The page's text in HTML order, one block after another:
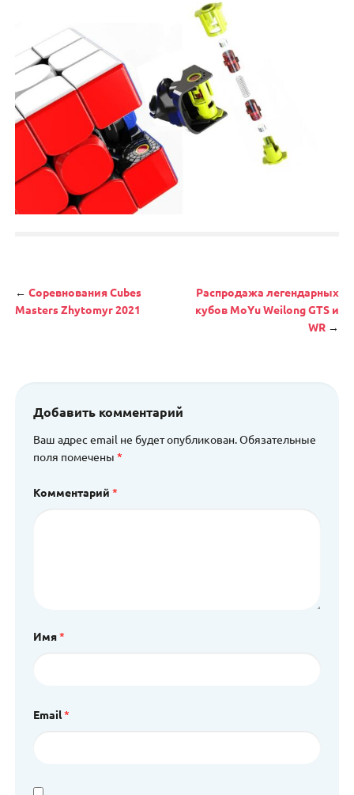
Навигация
← Соревнования Cubes
Masters Zhytomyr 2021
Распродажа легендарных
кубов MoYu Weilong GTS и
WR →
Добавить комментарий
Ваш адрес email не будет опубликован.Обязательные
поля помечены *
Комментарий *
Имя*
Email*